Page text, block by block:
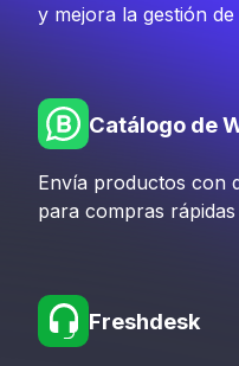
y mejora la gestión
Catálogo de
Envía productos con
para compras
Freshdesk